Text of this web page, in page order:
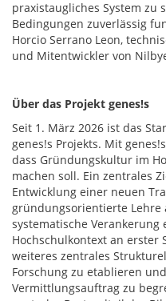
praxistaugliches System zu
Bedingungen zuverlässig
Horcio Serrano Leon,
und Mitentwickler von
Über das Projekt genes!s
Seit 1. März 2026 ist das
genes!s Projekts. Mit
dass Gründungskultur im
machen soll. Ein zentrales
Entwicklung einer neuen
gründungsorientierte Lehre
systematische
Hochschulkontext an erster
weiteres zentrales
Forschung zu etablieren
Vermittlungsauftrag zu